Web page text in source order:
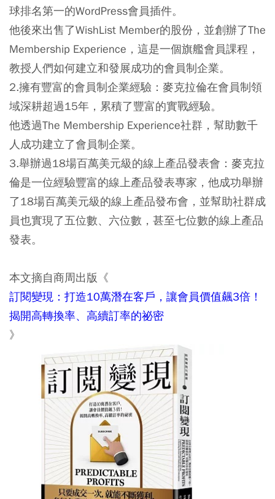
球排名第一的WordPress會員插件。
他後來出售了WishList Member的股份，並創辦了The
Membership Experience，這是一個旗艦會員課程，
教授人們如何建立和發展成功的會員制企業。
2.擁有豐富的會員制企業經驗：麥克拉倫在會員制領
域深耕超過15年，累積了豐富的實戰經驗。
他透過The Membership Experience社群，幫助數千
人成功建立了會員制企業。
3.舉辦過18場百萬美元級的線上產品發表會：麥克拉
倫是一位經驗豐富的線上產品發表專家，他成功舉辦
了18場百萬美元級的線上產品發布會，並幫助社群成
員也實現了五位數、六位數，甚至七位數的線上產品
發表。
本文摘自商周出版《
訂閱變現：打造10萬潛在客戶，讓會員價值飆3倍！
揭開高轉換率、高續訂率的祕密
》